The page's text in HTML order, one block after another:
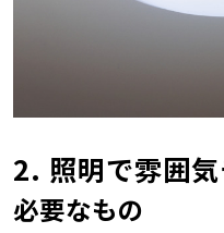
2. 照明で雰囲
必要なもの